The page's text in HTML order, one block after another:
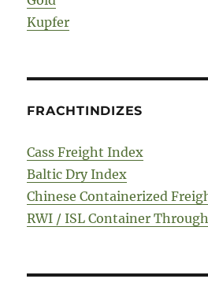
Kupfer
FRACHTINDIZES
Cass Freight Index
Baltic Dry Index
Chinese Containerized
RWI / ISL Container